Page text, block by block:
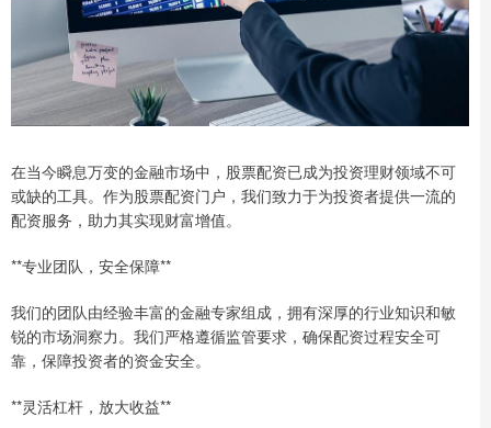
在当今瞬息万变的金融市场中，股票配资已成为投资理财领域不可
或缺的工具。作为股票配资门户，我们致力于为投资者提供一流的
配资服务，助力其实现财富增值。
**专业团队，安全保障**
我们的团队由经验丰富的金融专家组成，拥有深厚的行业知识和敏
锐的市场洞察力。我们严格遵循监管要求，确保配资过程安全可
靠，保障投资者的资金安全。
**灵活杠杆，放大收益**